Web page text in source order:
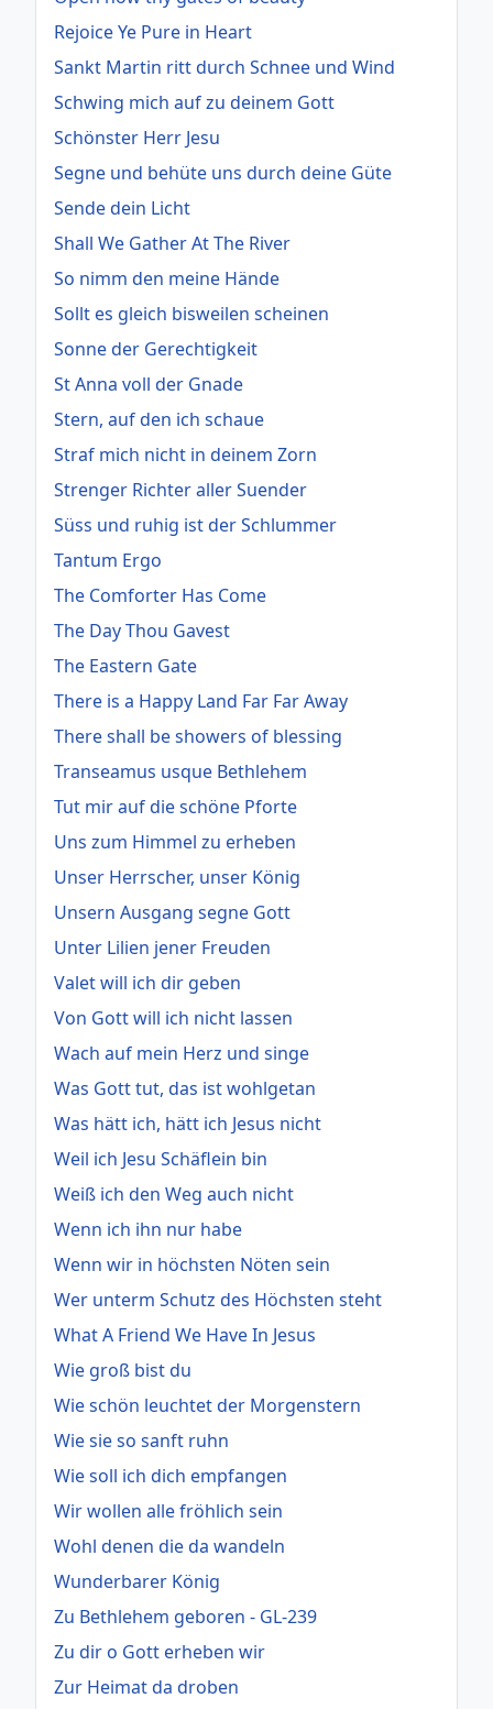
Rejoice Ye Pure in Heart
Sankt Martin ritt durch Schnee und Wind
Schwing mich auf zu deinem Gott
Schönster Herr Jesu
Segne und behüte uns durch deine Güte
Sende dein Licht
Shall We Gather At The River
So nimm den meine Hände
Sollt es gleich bisweilen scheinen
Sonne der Gerechtigkeit
St Anna voll der Gnade
Stern, auf den ich schaue
Straf mich nicht in deinem Zorn
Strenger Richter aller Suender
Süss und ruhig ist der Schlummer
Tantum Ergo
The Comforter Has Come
The Day Thou Gavest
The Eastern Gate
There is a Happy Land Far Far Away
There shall be showers of blessing
Transeamus usque Bethlehem
Tut mir auf die schöne Pforte
Uns zum Himmel zu erheben
Unser Herrscher, unser König
Unsern Ausgang segne Gott
Unter Lilien jener Freuden
Valet will ich dir geben
Von Gott will ich nicht lassen
Wach auf mein Herz und singe
Was Gott tut, das ist wohlgetan
Was hätt ich, hätt ich Jesus nicht
Weil ich Jesu Schäflein bin
Weiß ich den Weg auch nicht
Wenn ich ihn nur habe
Wenn wir in höchsten Nöten sein
Wer unterm Schutz des Höchsten steht
What A Friend We Have In Jesus
Wie groß bist du
Wie schön leuchtet der Morgenstern
Wie sie so sanft ruhn
Wie soll ich dich empfangen
Wir wollen alle fröhlich sein
Wohl denen die da wandeln
Wunderbarer König
Zu Bethlehem geboren - GL-239
Zu dir o Gott erheben wir
Zur Heimat da droben